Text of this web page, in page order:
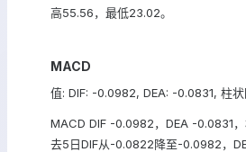
高55.56，最低23.02。
MACD
值: DIF: -0.0982, DEA: -0.0831, 柱状
MACD DIF -0.0982，DEA -0.0831
去5日DIF从-0.0822降至-0.0982，